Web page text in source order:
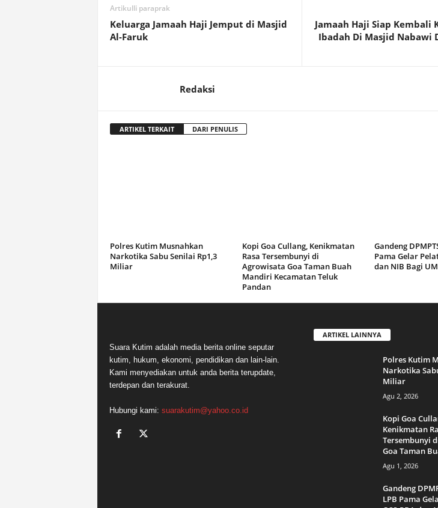
Artikulli paraprak
Keluarga Jamaah Haji Jemput di Masjid
Al-Faruk
Jamaah Haji Siap Kembali
Ibadah Di Masjid Nabawi
Redaksi
ARTIKEL TERKAIT DARI PENULIS
Polres Kutim Musnahkan
Narkotika Sabu Senilai Rp1,3
Miliar
Kopi Goa Cullang, Kenikmatan
Rasa Tersembunyi di
Agrowisata Goa Taman Buah
Mandiri Kecamatan Teluk
Pandan
Gandeng
Pama Gelar
dan NIB Bagi
Suara Kutim adalah media berita online seputar
kutim, hukum, ekonomi, pendidikan dan lain-lain.
Kami menyediakan untuk anda berita terupdate,
terdepan dan terakurat.
Hubungi kami: suarakutim@yahoo.co.id
ARTIKEL LAINNYA
Polres Kutim
Narkotika
Miliar
Agu 2, 2026
Kopi Goa
Kenikmatan
Tersembunyi
Goa Taman
Agu 1, 2026
Gandeng
LPB Pama